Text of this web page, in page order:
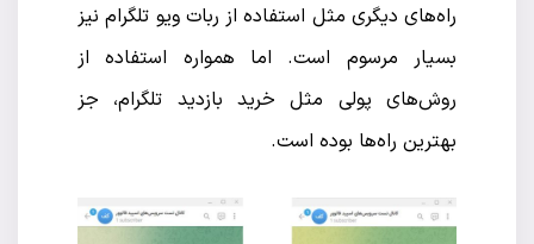
راه‌های دیگری مثل استفاده از ربات ویو تلگرام نیز
بسیار مرسوم است. اما همواره استفاده از
روش‌های پولی مثل خرید بازدید تلگرام، جز
بهترین راه‌ها بوده است.